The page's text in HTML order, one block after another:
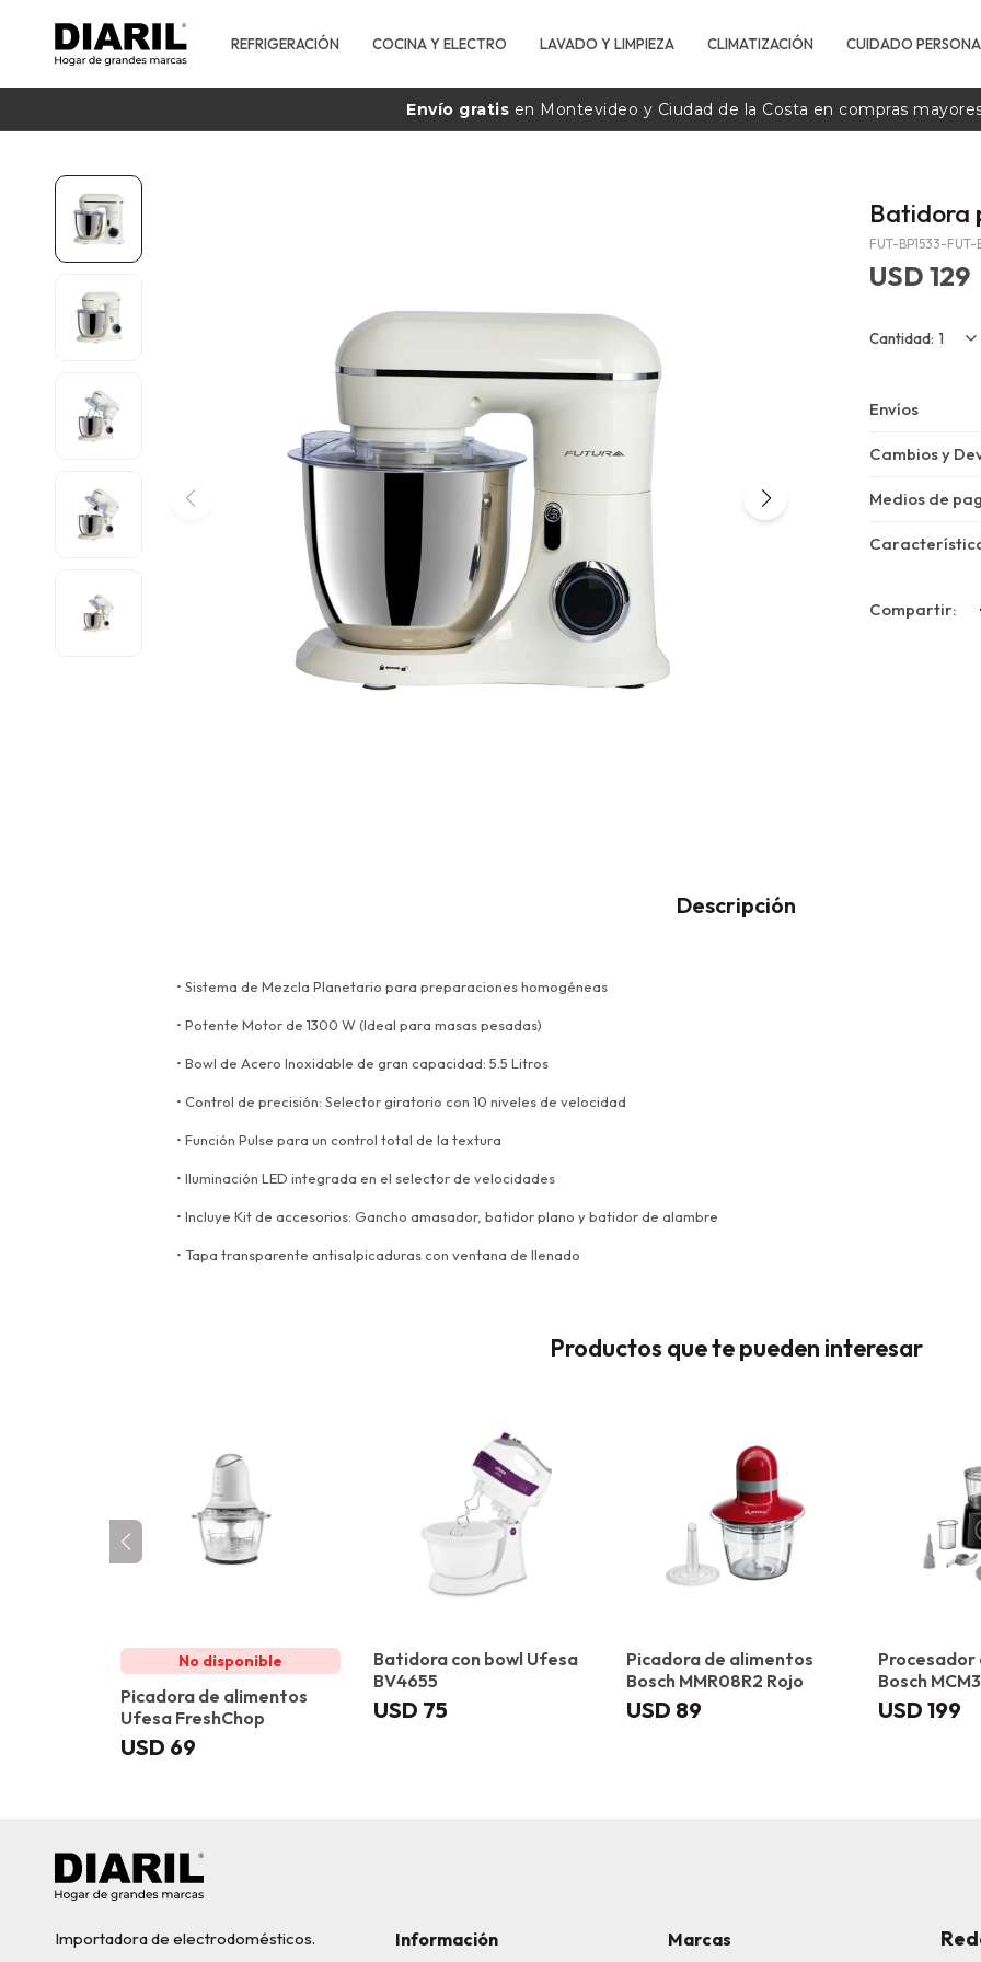
REFRIGERACIÓN COCINA Y ELECTRO LAVADO Y LIMPIEZA CLIMATIZACIÓN CUIDADO
Envío gratis en Montevideo y Ciudad de la Costa en compras
Batidora
FUT-BP1533-FUT-
USD 129
1
Envíos
Cambios y
Medios de
Descripción
• Sistema de Mezcla Planetario para preparaciones homogéneas
• Potente Motor de 1300 W (Ideal para masas pesadas)
• Bowl de Acero Inoxidable de gran capacidad: 5.5 Litros
• Control de precisión: Selector giratorio con 10 niveles de velocidad
• Función Pulse para un control total de la textura
• Iluminación LED integrada en el selector de velocidades
• Incluye Kit de accesorios: Gancho amasador, batidor plano y batidor de alambre
• Tapa transparente antisalpicaduras con ventana de llenado
Productos que te pueden interesar
Picadora de alimentos
Ufesa FreshChop
USD 69
Batidora con bowl Ufesa
BV4655
USD 75
Picadora de alimentos
Bosch MMR08R2 Rojo
USD 89
Bosch
Multitale
USD 199
Importadora de electrodomésticos.
Marcas
Información